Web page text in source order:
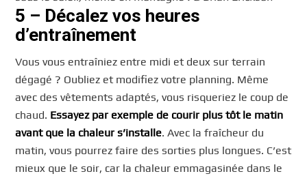
5 – Décalez vos heures
d’entraînement
Vous vous entraîniez entre midi et deux sur terrain
dégagé ? Oubliez et modifiez votre planning. Même
avec des vêtements adaptés, vous risqueriez le coup de
chaud. Essayez par exemple de courir plus tôt le matin
avant que la chaleur s’installe. Avec la fraîcheur du
matin, vous pourrez faire des sorties plus longues. C’est
mieux que le soir, car la chaleur emmagasinée dans le